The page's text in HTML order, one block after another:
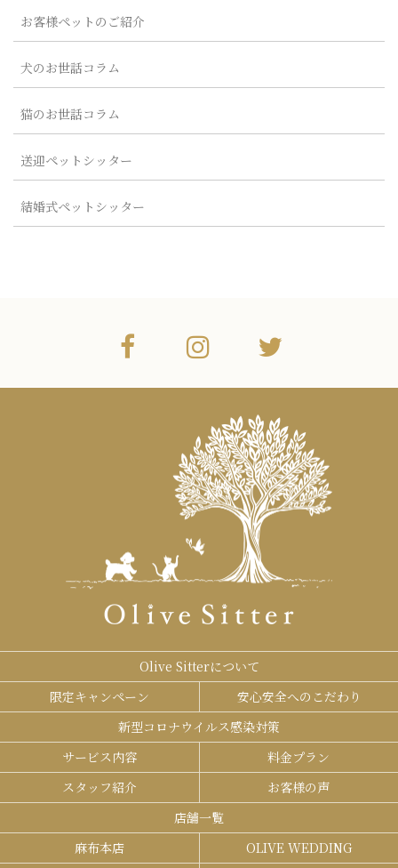
お客様ペットのご紹介
犬のお世話コラム
猫のお世話コラム
送迎ペットシッター
結婚式ペットシッター
Olive Sitterについて
限定キャンペーン
安心安全へのこだわり
新型コロナウイルス感染対策
サービス内容
料金プラン
スタッフ紹介
お客様の声
店舗一覧
麻布本店
OLIVE WEDDING